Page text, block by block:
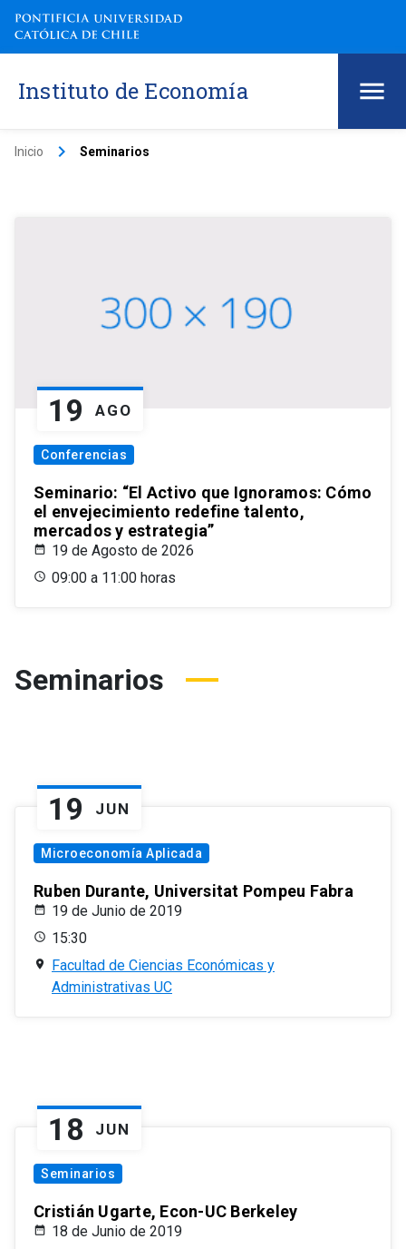
Instituto de Economía
Inicio keyboard_arrow_right Seminarios
19 AGO
Conferencias
Seminario: “El Activo que Ignoramos: Cómo
el envejecimiento redefine talento,
mercados y estrategia”
19 de Agosto de 2026
09:00 a 11:00 horas
Seminarios
19 JUN
Microeconomía Aplicada
Ruben Durante, Universitat Pompeu Fabra
19 de Junio de 2019
15:30
Facultad de Ciencias Económicas y
Administrativas UC
18 JUN
Seminarios
Cristián Ugarte, Econ-UC Berkeley
18 de Junio de 2019